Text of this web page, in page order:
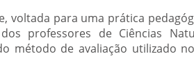
voltada para uma prática
professores de Ciências
método de avaliação utilizado